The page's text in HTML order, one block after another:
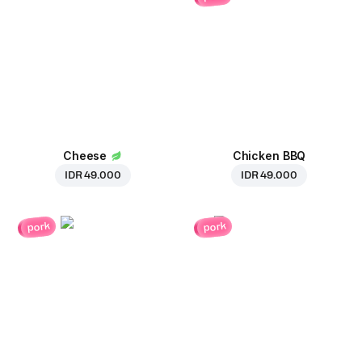
Cheese
IDR 49.000
Chicken BBQ
IDR 49.000
pork pork